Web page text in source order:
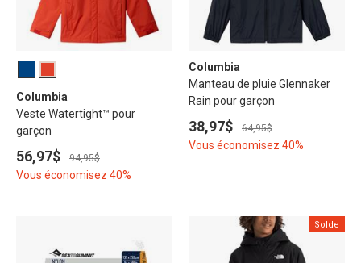
Columbia
Veste Watertight™ pour
garçon
56,97$ 94,95$
Vous économisez 40%
Columbia
Manteau de pluie Glennaker
Rain pour garçon
38,97$ 64,95$
Vous économisez 40%
Solde